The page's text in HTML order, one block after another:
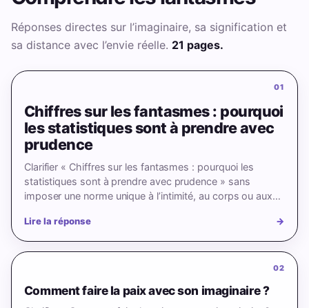
Réponses directes sur l’imaginaire, sa signification et
sa distance avec l’envie réelle. 21 pages.
01
Chiffres sur les fantasmes : pourquoi
les statistiques sont à prendre avec
prudence
Clarifier « Chiffres sur les fantasmes : pourquoi les
statistiques sont à prendre avec prudence » sans
imposer une norme unique à l’intimité, au corps ou aux
Lire la réponse →
02
Comment faire la paix avec son imaginaire ?